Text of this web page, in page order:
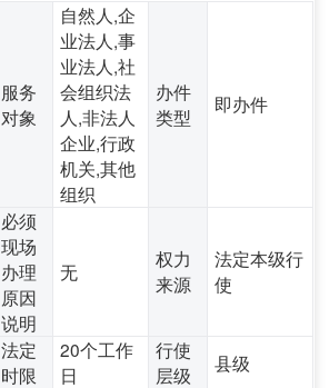
服务
对象
自然人,企
业法人,事
业法人,社
会组织法
人,非法人
企业,行政
机关,其他
组织
办件
类型
即办件
必须
现场
办理
原因
说明
无
权力
来源
法定本级行
使
法定
时限
20个工作
日
行使
层级
县级